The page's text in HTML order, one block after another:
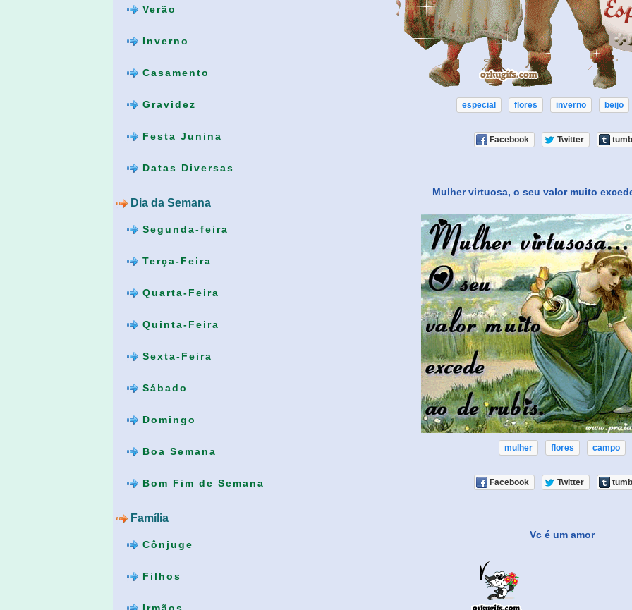
Verão
Inverno
Casamento
Gravidez
Festa Junina
Datas Diversas
Dia da Semana
Segunda-feira
Terça-Feira
Quarta-Feira
Quinta-Feira
Sexta-Feira
Sábado
Domingo
Boa Semana
Bom Fim de Semana
Família
Cônjuge
Filhos
Irmãos
especial flores inverno beijo
Facebook Twitter
Mulher virtuosa, o seu valor muito
mulher flores campo
Facebook Twitter
Vc é um amor